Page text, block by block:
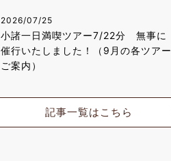
2026/07/25
小諸一日満喫ツアー7/22分 無事に
催行いたしました！（9月の各ツアー
ご案内）
記事一覧はこちら